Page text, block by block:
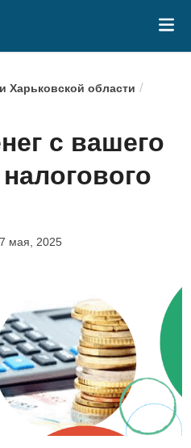
Харьковской области /
с вашего
мая, 2025